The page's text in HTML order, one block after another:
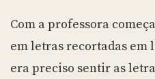
Com a professora
em letras recortadas em
era preciso sentir as